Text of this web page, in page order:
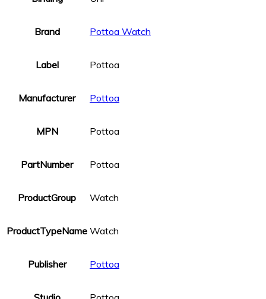
Brand Pottoa Watch
Label Pottoa
Manufacturer Pottoa
MPN Pottoa
PartNumber Pottoa
ProductGroup Watch
ProductTypeName Watch
Publisher Pottoa